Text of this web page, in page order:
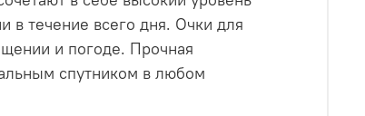
течение всего дня. Очки для
и погоде. Прочная
спутником в любом